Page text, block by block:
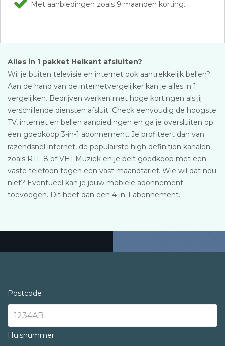
Met aanbiedingen zoals 9 maanden korting.
Alles in 1 pakket Heikant afsluiten?
Wil je buiten televisie en internet ook aantrekkelijk bellen?
Aan de hand van de internetvergelijker kan je alles in 1
vergelijken. Bedrijven werken met hoge kortingen als jij
verschillende diensten afsluit. Check eenvoudig de hoogste
TV, internet en bellen aanbiedingen en ga je oversluiten op
een goedkoop 3-in-1 abonnement. Je profiteert dan van
razendsnel internet, de populairste high definition kanalen
zoals RTL 8 of VH1 Muziek en je belt goedkoop met een
vaste telefoon tegen een vast maandtarief. Wie wil dat nou
niet? Eventueel kan je jouw mobiele abonnement
toevoegen. Dit heet dan een 4-in-1 abonnement.
Postcode
Huisnummer